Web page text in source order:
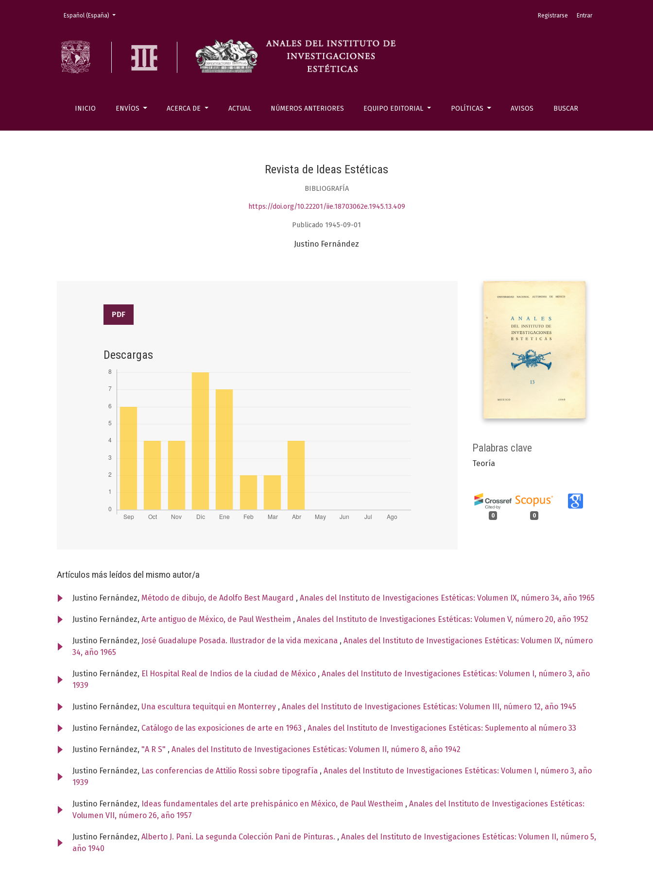
INICIO ENVÍOS ACERCA DE ACTUAL NÚMEROS ANTERIORES EQUIPO EDITORIAL POLÍTICAS AVISOS BUSCAR
Registrarse Entrar
Cambiar el idioma. El actual es:
Español (España)
Revista de Ideas Estéticas
BIBLIOGRAFÍA
https://doi.org/10.22201/iie.18703062e.1945.13.409
Publicado 1945-09-01
Justino Fernández
Palabras clave
Teoría
0 0
PDF
Descargas
Artículos más leídos del mismo autor/a
Justino Fernández, Método de dibujo, de Adolfo Best Maugard , Anales del Instituto de Investigaciones Estéticas: Volumen IX, número 34, año 1965
Justino Fernández, Arte antiguo de México, de Paul Westheim , Anales del Instituto de Investigaciones Estéticas: Volumen V, número 20, año 1952
Justino Fernández, José Guadalupe Posada. Ilustrador de la vida mexicana , Anales del Instituto de Investigaciones Estéticas: Volumen IX, número
34, año 1965
Justino Fernández, El Hospital Real de Indios de la ciudad de México , Anales del Instituto de Investigaciones Estéticas: Volumen I, número 3, año
1939
Justino Fernández, Una escultura tequitqui en Monterrey , Anales del Instituto de Investigaciones Estéticas: Volumen III, número 12, año 1945
Justino Fernández, Catálogo de las exposiciones de arte en 1963 , Anales del Instituto de Investigaciones Estéticas: Suplemento al número 33
Justino Fernández, "A R S" , Anales del Instituto de Investigaciones Estéticas: Volumen II, número 8, año 1942
Justino Fernández, Las conferencias de Attilio Rossi sobre tipografía , Anales del Instituto de Investigaciones Estéticas: Volumen I, número 3, año
1939
Justino Fernández, Ideas fundamentales del arte prehispánico en México, de Paul Westheim , Anales del Instituto de Investigaciones Estéticas:
Volumen VII, número 26, año 1957
Justino Fernández, Alberto J. Pani. La segunda Colección Pani de Pinturas. , Anales del Instituto de Investigaciones Estéticas: Volumen II, número 5,
año 1940